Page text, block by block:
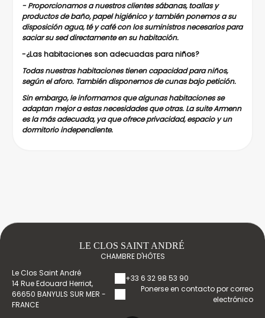
- Proporcionamos a nuestros clientes sábanas, toallas y
productos de baño, papel higiénico y también ponemos a su
disposición agua, té y café con los suministros necesarios para
saciar su sed directamente en su habitación.
-¿Las habitaciones son adecuadas para niños?
Todas nuestras habitaciones tienen capacidad para niños,
según el aforo. También disponemos de cunas bajo petición.
Sin embargo, le informamos que algunas habitaciones se
adaptan mejor a estas necesidades que otras. La suite Armenn
es la más adecuada, ya que ofrece privacidad, espacio y un
dormitorio independiente.
LE CLOS SAINT ANDRÉ
CHAMBRE D'HÔTES
Le Clos Saint André
14 Rue Edouard Herriot,
66650 BANYULS SUR MER -
FRANCE
+33 6 32 98 53 90
Ponerse en contacto por correo
electrónico